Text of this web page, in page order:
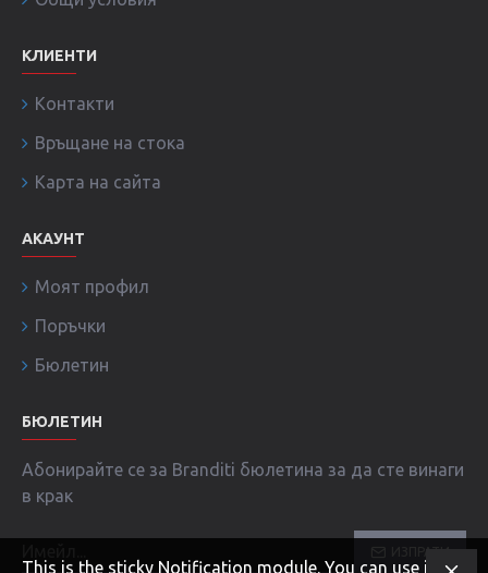
КЛИЕНТИ
Контакти
Връщане на стока
Карта на сайта
АКАУНТ
Моят профил
Поръчки
Бюлетин
БЮЛЕТИН
Абонирайте се за Branditi бюлетина за да сте винаги
в крак
ИЗПРАТИ
This is the sticky Notification module. You can use it